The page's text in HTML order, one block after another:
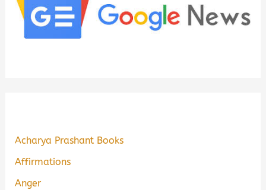
Acharya Prashant Books
Affirmations
Anger